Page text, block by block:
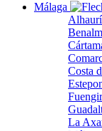
Málaga
Costa
La